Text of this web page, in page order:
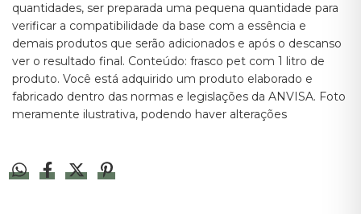
quantidades, ser preparada uma pequena quantidade para
verificar a compatibilidade da base com a essência e
demais produtos que serão adicionados e após o descanso
ver o resultado final. Conteúdo: frasco pet com 1 litro de
produto. Você está adquirido um produto elaborado e
fabricado dentro das normas e legislações da ANVISA. Foto
meramente ilustrativa, podendo haver alterações